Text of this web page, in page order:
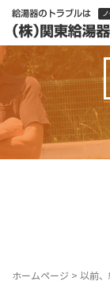
ホームページ > 以前